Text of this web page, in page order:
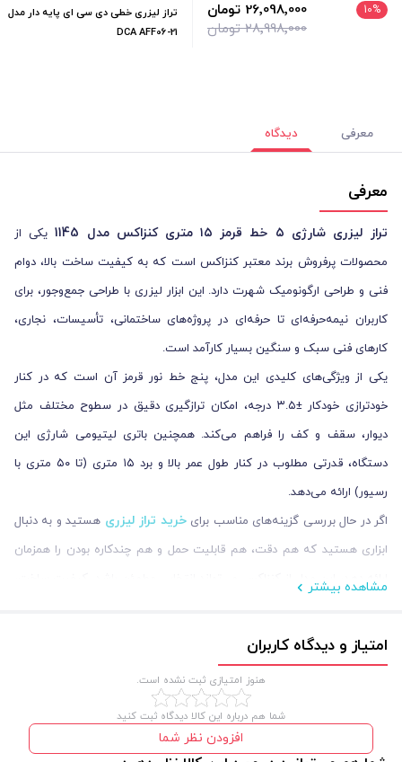
10%
28٬998٬000 تومان
26٬098٬000 تومان
تراز لیزری خطی دی سی ای پایه دار مدل
DCA AFF06-21
معرفی دیدگاه
معرفی
تراز لیزری شارژی ۵ خط قرمز ۱۵ متری کنزاکس مدل 1145
یکی از
محصولات پرفروش برند معتبر کنزاکس است که به کیفیت ساخت بالا، دوام
فنی و طراحی ارگونومیک شهرت دارد. این ابزار لیزری با طراحی جمع‌وجور، برای
کاربران نیمه‌حرفه‌ای تا حرفه‌ای در پروژه‌های ساختمانی، تأسیسات، نجاری،
کارهای فنی سبک و سنگین بسیار کارآمد است.
یکی از ویژگی‌های کلیدی این مدل، پنج خط نور قرمز آن است که در کنار
خودترازی خودکار ±۳.۵ درجه، امکان ترازگیری دقیق در سطوح مختلف مثل
دیوار، سقف و کف را فراهم می‌کند. همچنین باتری لیتیومی شارژی این
دستگاه، قدرتی مطلوب در کنار طول عمر بالا و برد ۱۵ متری (تا ۵۰ متری با
رسیور) ارائه می‌دهد.
اگر در حال بررسی گزینه‌های مناسب برایخرید تراز لیزری هستید و به دنبال
ابزاری هستید که هم دقت، هم قابلیت حمل و هم چندکاره بودن را همزمان
ارائه دهد، این مدل از کنزاکس می‌تواند انتخابی مطمئن باشد. کیفیت ساخت،
پیشنهادهای برتر در لیست خرید ابزارهای اندازه‌گیری تبدیل کرده‌اند.
مشخصات فنی تراز لیزری شارژی کنزاکس مدل 1145
این تراز لیزری شارژی کنزاکس مجهز به باتری لیتیومی با پنج خط نور قرمز
است که امکان ترازگیری در بازه ±۳.۵ درجه خودترازی را فراهم می‌سازد. این
مشاهده بیشتر
امتیاز و دیدگاه کاربران
هنوز امتیازی ثبت نشده است.
شما هم درباره این کالا دیدگاه ثبت کنید
افزودن نظر شما